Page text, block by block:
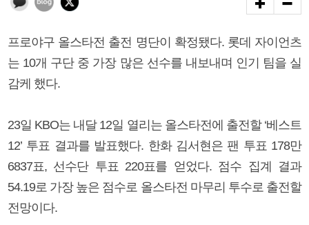
프로야구 올스타전 출전 명단이 확정됐다. 롯데 자이언츠
는 10개 구단 중 가장 많은 선수를 내보내며 인기 팀을 실
감케 했다.
23일 KBO는 내달 12일 열리는 올스타전에 출전할 ‘베스트
12’ 투표 결과를 발표했다. 한화 김서현은 팬 투표 178만
6837표, 선수단 투표 220표를 얻었다. 점수 집계 결과
54.19로 가장 높은 점수로 올스타전 마무리 투수로 출전할
전망이다.